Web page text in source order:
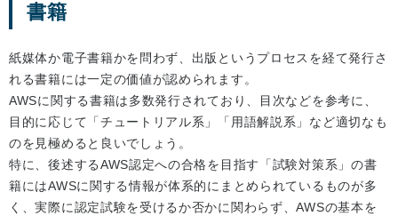
書籍
紙媒体か電子書籍かを問わず、出版というプロセスを経て発行さ
れる書籍には一定の価値が認められます。
AWSに関する書籍は多数発行されており、目次などを参考に、
目的に応じて「チュートリアル系」「用語解説系」など適切なも
のを見極めると良いでしょう。
特に、後述するAWS認定への合格を目指す「試験対策系」の書
籍にはAWSに関する情報が体系的にまとめられているものが多
く、実際に認定試験を受けるか否かに関わらず、AWSの基本を